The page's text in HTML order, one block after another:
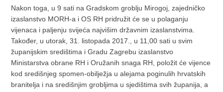
Nakon toga, u 9 sati na Gradskom groblju Mirogoj, zajedničko
izaslanstvo MORH-a i OS RH pridružit će se u polaganju
vijenaca i paljenju svijeća najvišim državnim izaslanstvima.
Također, u utorak, 31. listopada 2017., u 11,00 sati u svim
županijskim središtima i Gradu Zagrebu izaslanstvo
Ministarstva obrane RH i Oružanih snaga RH, položit će vijence
kod središnjeg spomen-obilježja u alejama poginulih hrvatskih
branitelja i na središnjim grobljima u sjedištima svih županija, a